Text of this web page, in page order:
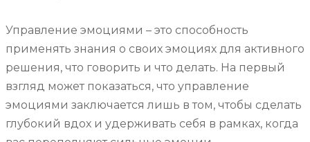
Управление эмоциями – это способность
применять знания о своих эмоциях для активного
решения, что говорить и что делать. На первый
взгляд может показаться, что управление
эмоциями заключается лишь в том, чтобы сделать
глубокий вдох и удерживать себя в рамках, когда